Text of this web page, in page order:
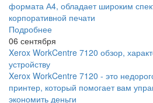
формата А4, обладает широким
корпоративной печати
Подробнее
06 сентября
Xerox WorkCentre 7120 обзор,
устройству
Xerox WorkCentre 7120 - это
принтер, который помогает вам
экономить деньги